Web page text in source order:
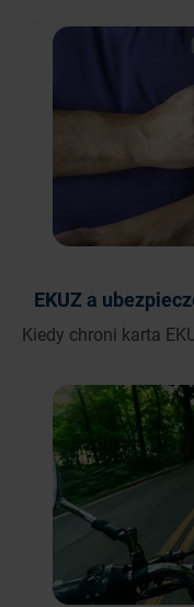
EKUZ a
Kiedy chroni karta